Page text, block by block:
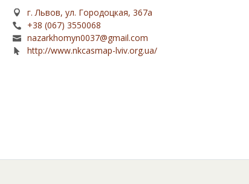
г. Львов, ул. Городоцкая, 367а
+38 (067) 3550068
nazarkhomyn0037@gmail.com
http://www.nkcasmap-lviv.org.ua/